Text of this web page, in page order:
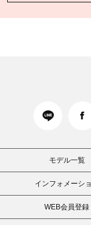
モデル一覧
インフォメーシ
WEB会員登録